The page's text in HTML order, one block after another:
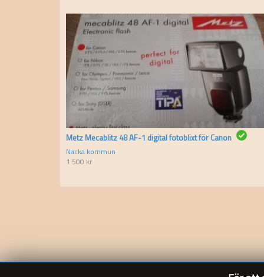
Metz Mecablitz 48 AF-1 digital fotoblixt för Canon
Nacka kommun
1 500 kr